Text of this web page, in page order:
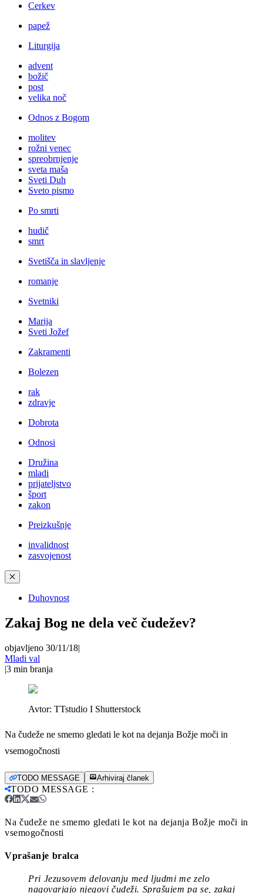
Cerkev
papež
Liturgija
advent
božič
post
velika noč
Odnos z Bogom
molitev
rožni venec
spreobrnjenje
sveta maša
Sveti Duh
Sveto pismo
Po smrti
hudič
smrt
Svetišča in slavljenje
romanje
Svetniki
Marija
Sveti Jožef
Zakramenti
Bolezen
rak
zdravje
Dobrota
Odnosi
Družina
mladi
prijateljstvo
šport
zakon
Preizkušnje
invalidnost
zasvojenost
✕
Duhovnost
Zakaj Bog ne dela več čudežev?
objavljeno 30/11/18|
Mladi val
|3 min branja
Avtor: TTstudio I Shutterstock
Na čudeže ne smemo gledati le kot na dejanja Božje moči in
vsemogočnosti
TODO MESSAGE Arhiviraj članek
TODO MESSAGE :
Na čudeže ne smemo gledati le kot na dejanja Božje moči in
vsemogočnosti
Vprašanje bralca
Pri Jezusovem delovanju med ljudmi me zelo
nagovarjajo njegovi čudeži. Sprašujem pa se, zakaj